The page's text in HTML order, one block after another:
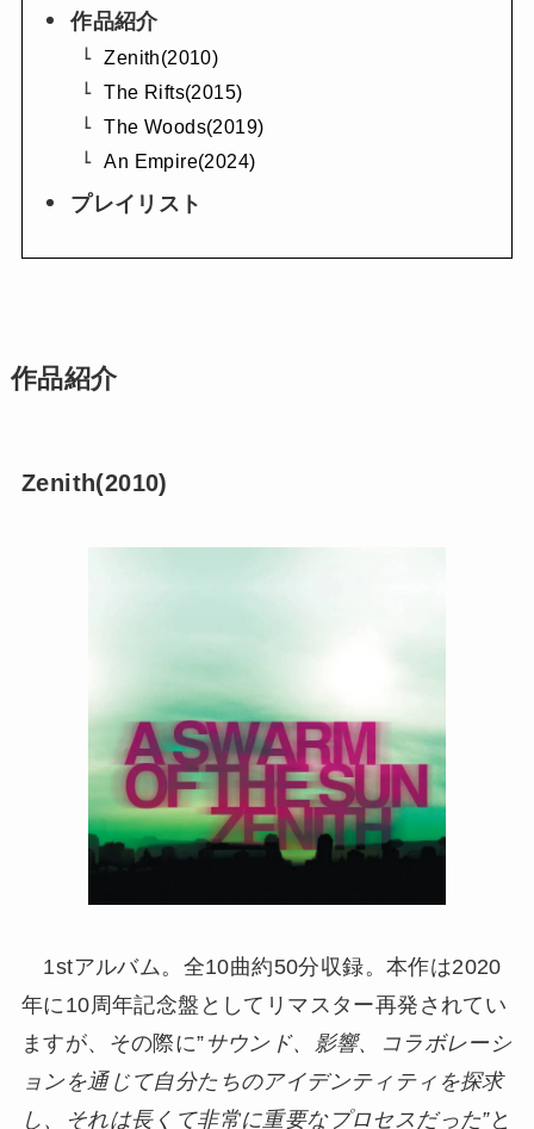
作品紹介
Zenith(2010)
The Rifts(2015)
The Woods(2019)
An Empire(2024)
プレイリスト
作品紹介
Zenith(2010)
1stアルバム。全10曲約50分収録。本作は2020
年に10周年記念盤としてリマスター再発されてい
ますが、その際に” サウンド、影響、コラボレーシ
ョンを通じて自分たちのアイデンティティを探求
し、それは長くて非常に重要なプロセスだった”と